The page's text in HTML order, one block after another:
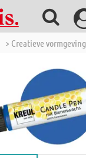
> Creatieve vormgeving